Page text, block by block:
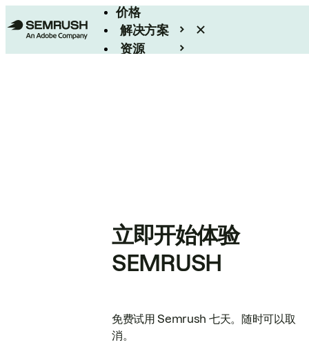
价格
解决方案
资源
立即开始体验
SEMRUSH
免费试用 Semrush 七天。随时可以取
消。